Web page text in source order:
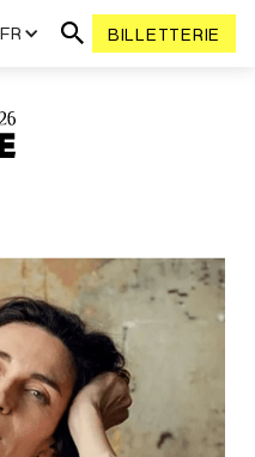
FR BILLETTERIE